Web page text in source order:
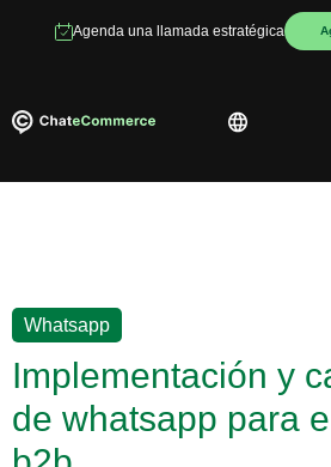
Agenda una llamada estratégica
Whatsapp
Implementación y
de whatsapp para